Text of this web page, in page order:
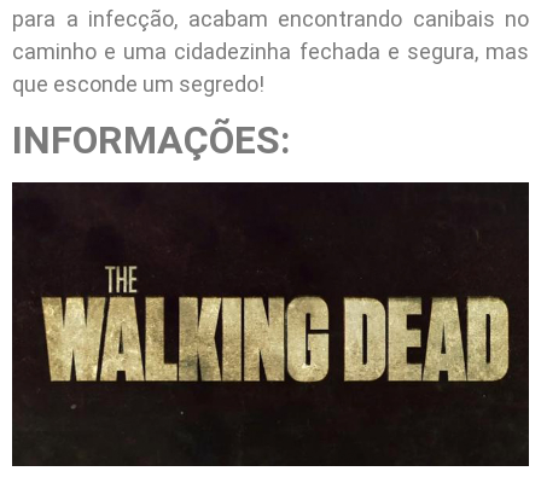
para a infecção, acabam encontrando canibais no
caminho e uma cidadezinha fechada e segura, mas
que esconde um segredo!
INFORMAÇÕES: